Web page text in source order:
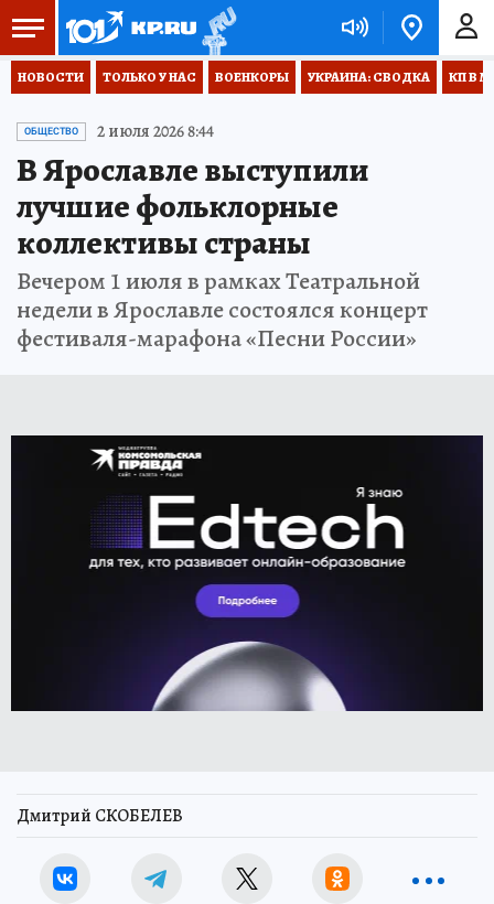
НОВОСТИ ТОЛЬКО У НАС ВОЕНКОРЫ УКРАИНА: СВОДКА КП В
ОБЩЕСТВО 2 июля 2026 8:44
В Ярославле выступили
лучшие фольклорные
коллективы страны
Вечером 1 июля в рамках Театральной
недели в Ярославле состоялся концерт
фестиваля-марафона «Песни России»
Дмитрий СКОБЕЛЕВ